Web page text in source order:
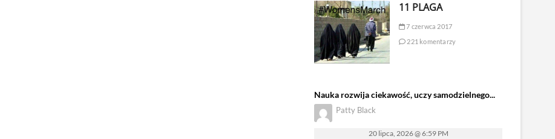
11 PLAGA
7 czerwca 2017
221 komentarzy
Nauka rozwija ciekawość, uczy samodzielnego...
Patty Black
20 lipca, 2026 @ 6:59 PM